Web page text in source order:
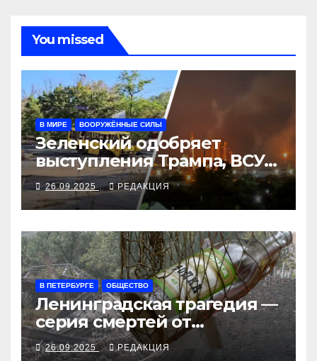
You missed
В МИРЕ ВООРУЖЁННЫЕ СИЛЫ
Зеленский одобряет
выступления Трампа, ВСУ
закрыли Добропольский
рубеж
26.09.2025 РЕДАКЦИЯ
В ПЕТЕРБУРГЕ ОБЩЕСТВО
Ленинградская трагедия —
серия смертей от
алкосуррогата
26.09.2025 РЕДАКЦИЯ